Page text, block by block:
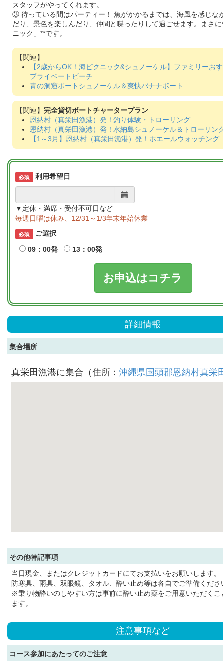
スタッフがやってくれます。
③ 待っている間はパーティー！ 魚がかかるまでは、海風を感じな
だり、景色を楽しんだり、仲間と喋ったりして過ごせます。まさ
ニック」**です。
【2歳からOK！海ピクニック&シュノーケル】ファミリーお
プライベートビーチ
青の洞窟ボートシュノーケル＆爽快バナナボート
完全貸切ボートチャータープラン
恩納村（真栄田漁港）発！釣り体験・トローリング
恩納村（真栄田漁港）発！水納島シュノーケル＆トローリン
【1～3月】恩納村（真栄田漁港）発！ホエールウォッチング
利用希望日
▼定休・満席・受付不可日など
毎週日曜は休み、12/31～1/3年末年始休業
ご選択
09：00発
13：00発
お申込はコチラ
詳細情報
集合場所
真栄田漁港に集合（住所： 沖縄県国頭郡恩納村真栄
その他特記事項
当日現金、またはクレジットカードにてお支払いをお願いします。
防寒具、雨具、双眼鏡、タオル、酔い止め等は各自でご準備くださ
※乗り物酔いのしやすい方は事前に酔い止め薬をご用意いただくこ
ます。
注意事項など
コース参加にあたってのご注意